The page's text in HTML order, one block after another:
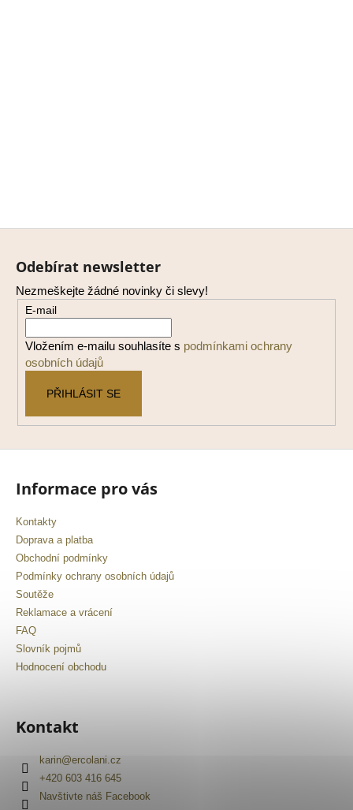
Z
Odebírat newsletter
Nezmeškejte žádné novinky či slevy!
E-mail
Vložením e-mailu souhlasíte s podmínkami ochrany
osobních údajů
PŘIHLÁSIT SE
Informace pro vás
Kontakty
Doprava a platba
Obchodní podmínky
Podmínky ochrany osobních údajů
Soutěže
Reklamace a vrácení
FAQ
Slovník pojmů
Hodnocení obchodu
Kontakt
karin@ercolani.cz
+420 603 416 645
Navštivte náš Facebook